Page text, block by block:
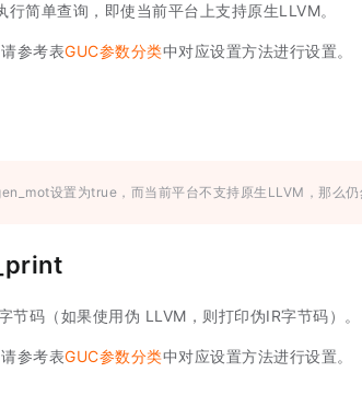
简单查询，即使当前平台上支持原生LLVM。
参考表GUC参数分类中对应设置方法进行设置。
设置为true，而当前平台不支持原生LLVM，那么
节码（如果使用伪 LLVM，则打印伪IR字节码）。
参考表GUC参数分类中对应设置方法进行设置。